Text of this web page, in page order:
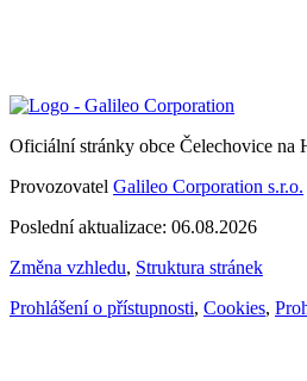
Oficiální stránky obce Čelechovice na
Provozovatel Galileo Corporation s.r.o.
Poslední aktualizace: 06.08.2026
Změna vzhledu, Struktura stránek
Prohlášení o přístupnosti, Cookies,